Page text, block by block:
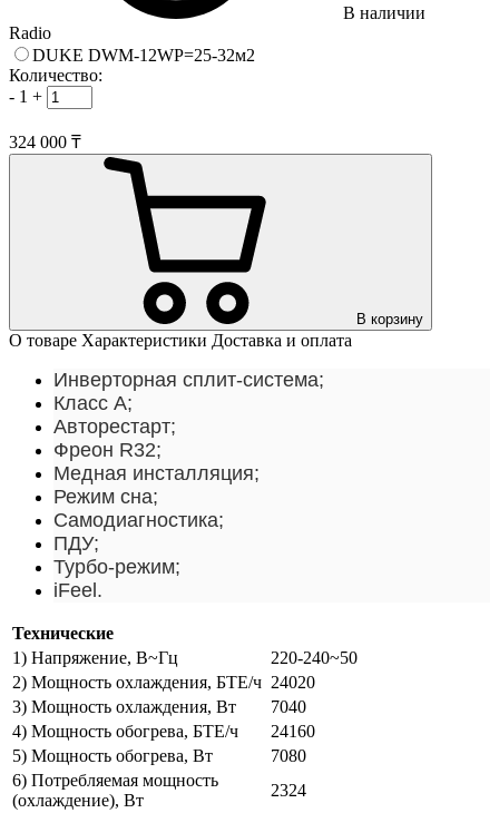
В наличии
Radio
DUKE DWM-12WP=25-32м2
Количество:
- 1 +
324 000 ₸
В корзину
О товаре Характеристики Доставка и оплата
Инверторная сплит-система;
Класс A;
Авторестарт;
Фреон R32;
Медная инсталляция;
Режим сна;
Самодиагностика;
ПДУ;
Турбо-режим;
iFeel.
Технические
1) Напряжение, В~Гц
220-240~50
2) Мощность охлаждения, БТЕ/ч 24020
3) Мощность охлаждения, Вт
7040
4) Мощность обогрева, БТЕ/ч
24160
5) Мощность обогрева, Вт
7080
6) Потребляемая мощность
(охлаждение), Вт
2324